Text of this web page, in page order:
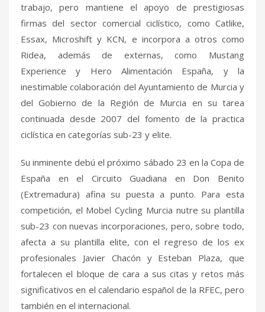
trabajo, pero mantiene el apoyo de prestigiosas
firmas del sector comercial ciclístico, como Catlike,
Essax, Microshift y KCN, e incorpora a otros como
Ridea, además de externas, como Mustang
Experience y Hero Alimentación España, y la
inestimable colaboración del Ayuntamiento de Murcia y
del Gobierno de la Región de Murcia en su tarea
continuada desde 2007 del fomento de la practica
ciclística en categorías sub-23 y elite.
Su inminente debú el próximo sábado 23 en la Copa de
España en el Circuito Guadiana en Don Benito
(Extremadura) afina su puesta a punto. Para esta
competición, el Mobel Cycling Murcia nutre su plantilla
sub-23 con nuevas incorporaciones, pero, sobre todo,
afecta a su plantilla elite, con el regreso de los ex
profesionales Javier Chacón y Esteban Plaza, que
fortalecen el bloque de cara a sus citas y retos más
significativos en el calendario español de la RFEC, pero
también en el internacional.